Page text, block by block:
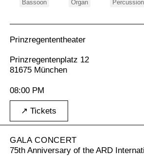
Bassoon Organ Percussion
Prinzregententheater
Prinzregentenplatz 12
81675 München
08:00 PM
↗ Tickets
GALA CONCERT
75th Anniversary of the ARD